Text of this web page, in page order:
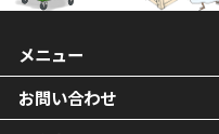
メニュー
お問い合わせ